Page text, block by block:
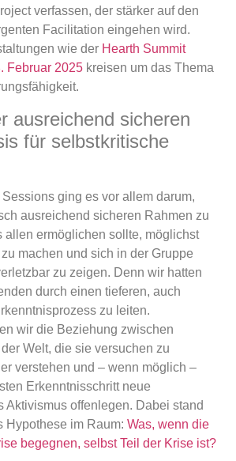
verfassen, der stärker auf den
Facilitation eingehen wird.
wie der Hearth Summit
Februar 2025 kreisen um das Thema
ausreichend sicheren
für selbstkritische
Sessions ging es vor allem darum,
ausreichend sicheren Rahmen zu
allen ermöglichen sollte, möglichst
machen und sich in der Gruppe
zu zeigen. Denn wir hatten
durch einen tieferen, auch
zu leiten.
wir die Beziehung zwischen
Welt, die sie versuchen zu
verstehen und – wenn möglich –
Erkenntnisschritt neue
Aktivismus offenlegen. Dabei stand
Hypothese im Raum: Was, wenn die
begegnen, selbst Teil der Krise ist?